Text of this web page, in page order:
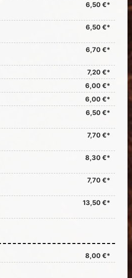
6,50 €*
6,50 €*
6,70 €*
7,20 €*
6,00 €*
6,00 €*
6,50 €*
7,70 €*
8,30 €*
7,70 €*
13,50 €*
8,00 €*